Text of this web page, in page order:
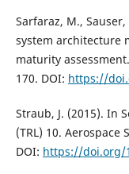
Sarfaraz, M., Sauser,
system architecture
maturity
170. DOI: https://
Straub, J. (2015). In
(TRL) 10. Aerospace
DOI: https://doi.org/